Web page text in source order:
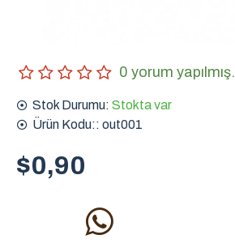
Stok Durumu: Stokta var
Ürün Kodu:: out001
0 yorum yapılmış.
$0,90